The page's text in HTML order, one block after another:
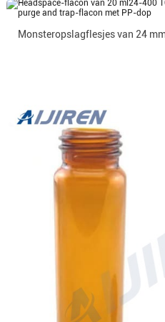
Monsteropslagflesjes van 24